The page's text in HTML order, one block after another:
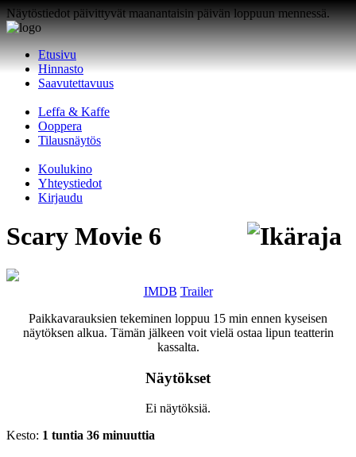
Näytöstiedot päivittyvät maanantaisin päivän loppuun mennessä.
Etusivu
Hinnasto
Saavutettavuus
Leffa & Kaffe
Ooppera
Tilausnäytös
Koulukino
Yhteystiedot
Kirjaudu
Scary Movie 6
IMDB Trailer
Paikkavarauksien tekeminen loppuu 15 min ennen kyseisen
näytöksen alkua. Tämän jälkeen voit vielä ostaa lipun teatterin
kassalta.
Näytökset
Ei näytöksiä.
Kesto: 1 tuntia 36 minuuttia